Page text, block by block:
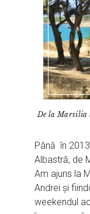
De la Marsilia
Până în
Albastră, de
Am ajuns la
Andrei și
weekendul